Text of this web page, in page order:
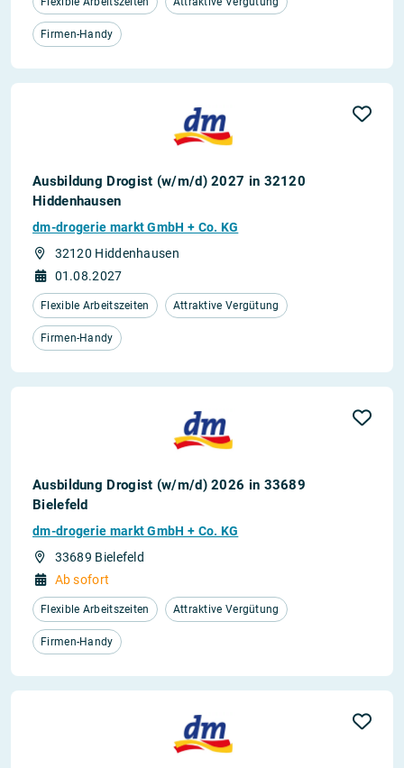
Firmen-Handy
Ausbildung Drogist (w/m/d) 2027 in 32120
Hiddenhausen
dm-drogerie markt GmbH + Co. KG
32120 Hiddenhausen
01.08.2027
Flexible Arbeitszeiten Attraktive Vergütung
Firmen-Handy
Ausbildung Drogist (w/m/d) 2026 in 33689
Bielefeld
dm-drogerie markt GmbH + Co. KG
33689 Bielefeld
Ab sofort
Flexible Arbeitszeiten Attraktive Vergütung
Firmen-Handy